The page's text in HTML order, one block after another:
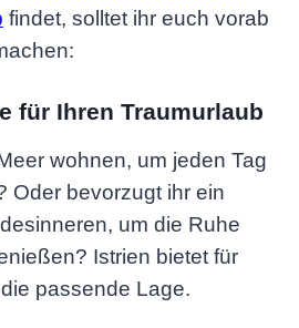
findet, solltet ihr euch vorab
für Ihren Traumurlaub
wohnen, um jeden Tag
Oder bevorzugt ihr ein
um die Ruhe
Istrien bietet für
passende Lage.